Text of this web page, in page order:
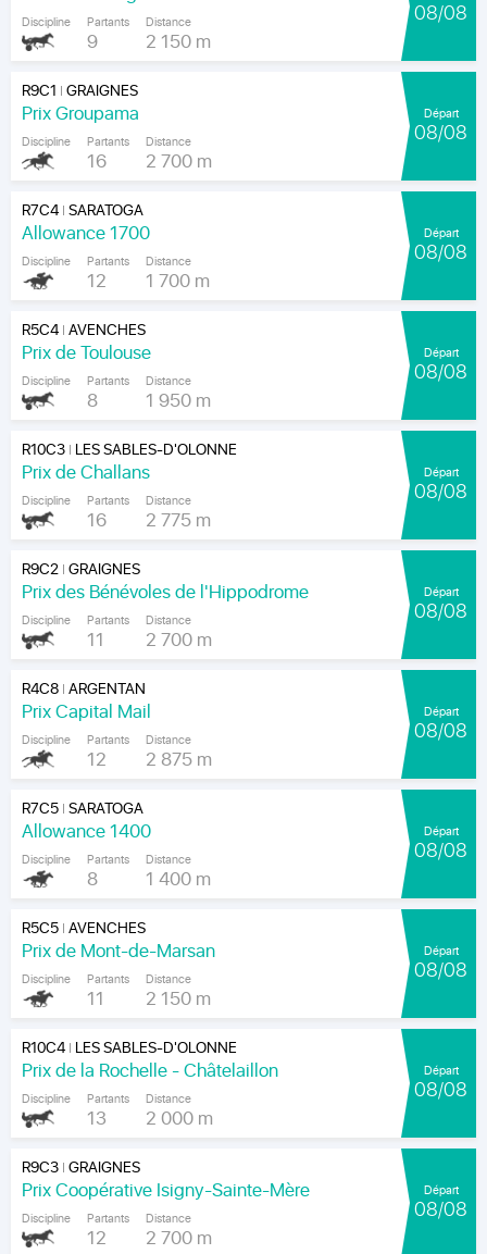
Discipline Partants
9
Distance
2 150 m
08/08
R9C1 |GRAIGNES
Prix Groupama
Discipline Partants
16
Distance
2 700 m
Départ
08/08
R7C4|SARATOGA
Allowance 1700
Discipline Partants
12
Distance
1 700 m
Départ
08/08
R5C4|AVENCHES
Prix de Toulouse
Discipline Partants
8
Distance
1 950 m
Départ
08/08
R10C3| LES SABLES-D'OLONNE
Prix de Challans
Discipline Partants
16
Distance
2 775 m
Départ
08/08
R9C2|GRAIGNES
Prix des Bénévoles de l'Hippodrome
Discipline Partants
11
Distance
2 700 m
Départ
08/08
R4C8|ARGENTAN
Prix Capital Mail
Discipline Partants
12
Distance
2 875 m
Départ
08/08
R7C5|SARATOGA
Allowance 1400
Discipline Partants
8
Distance
1 400 m
Départ
08/08
R5C5|AVENCHES
Prix de Mont-de-Marsan
Discipline Partants
11
Distance
2 150 m
Départ
08/08
R10C4| LES SABLES-D'OLONNE
Prix de la Rochelle - Châtelaillon
Discipline Partants
13
Distance
2 000 m
Départ
08/08
R9C3|GRAIGNES
Prix Coopérative Isigny-Sainte-Mère
Discipline Partants
12
Distance
2 700 m
Départ
08/08